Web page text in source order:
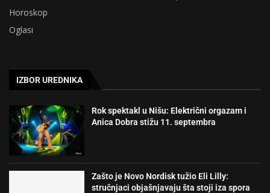
Horoskop
Oglasi
IZBOR UREDNIKA
Rok spektakl u Nišu: Električni orgazam i
Anica Dobra stižu 11. septembra
Zašto je Novo Nordisk tužio Eli Lilly:
stručnjaci objašnjavaju šta stoji iza spora